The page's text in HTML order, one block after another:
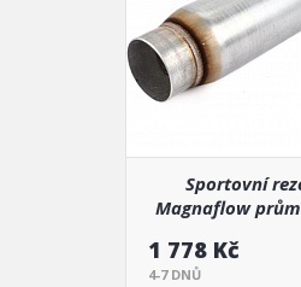
Sportovní
Magnaflow
1 778 Kč
4-7 DNŮ